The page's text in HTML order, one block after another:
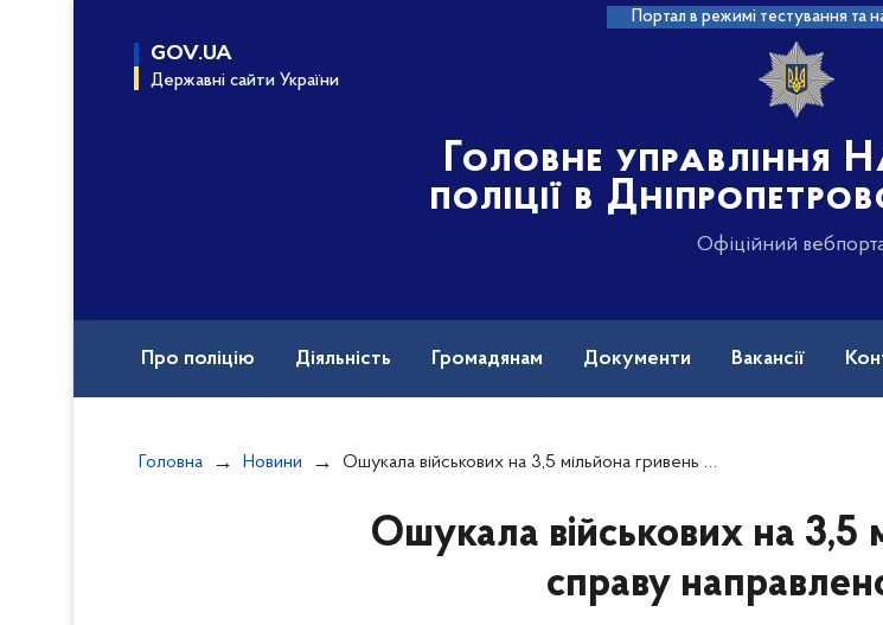
Портал в режимі тестування та
GOV.UA
Державні сайти України
Головне управління
поліції в
Офіційний
Про поліцію Діяльність Громадянам Документи Вакансії
Головна Новини Ошукала військових на 3,5 мільйона гривень — справу направлено до суду
Ошукала військових на 3,5
справу